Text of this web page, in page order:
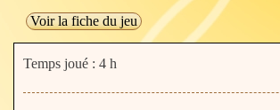
Communauté
Voir la fiche du jeu
Temps joué : 4 h